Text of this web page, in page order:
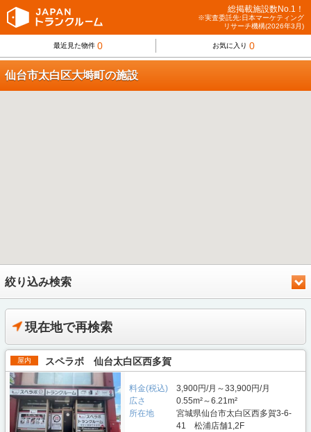
総掲載施設数No.1！
※実査委託先:日本マーケティング
リサーチ機構(2026年3月)
最近見た物件 0 お気に入り 0
仙台市太白区大塒町の施設
絞り込み検索
現在地で再検索
屋内 スペラボ 仙台太白区西多賀
料金(税込)
3,900円/月～33,900円/月
広さ
0.55m²～6.21m²
所在地
宮城県仙台市太白区西多賀3-6-
41 松浦店舗1,2F